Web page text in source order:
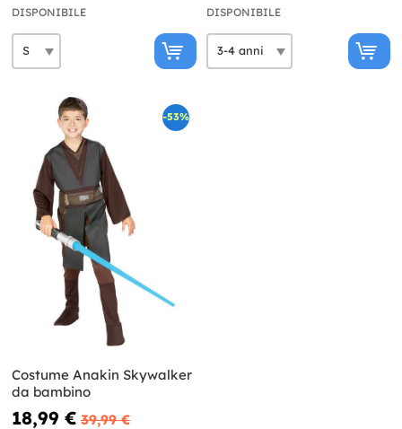
DISPONIBILE DISPONIBILE
-53%
Costume Anakin Skywalker
da bambino
18,99 € 39,99 €